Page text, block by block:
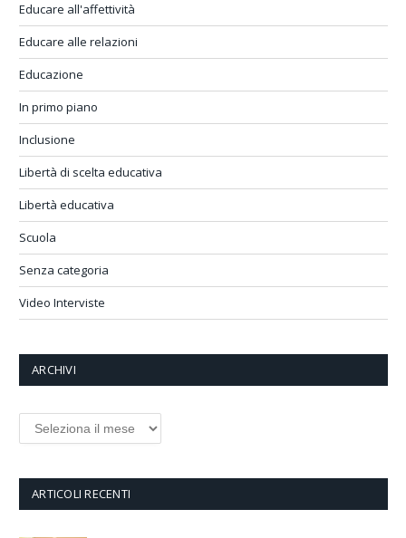
Educare all'affettività
Educare alle relazioni
Educazione
In primo piano
Inclusione
Libertà di scelta educativa
Libertà educativa
Scuola
Senza categoria
Video Interviste
ARCHIVI
Archivi
ARTICOLI RECENTI